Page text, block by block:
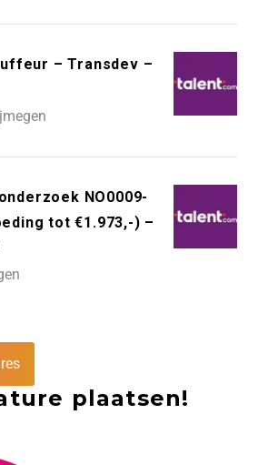
– Transdev –
NO0009-
tot €1.973,-) –
plaatsen!